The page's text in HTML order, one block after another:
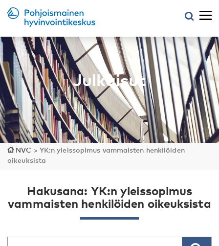
Julkaisut
NVC > YK:n yleissopimus vammaisten henkilöiden
oikeuksista
Hakusana: YK:n yleissopimus
vammaisten henkilöiden oikeuksista